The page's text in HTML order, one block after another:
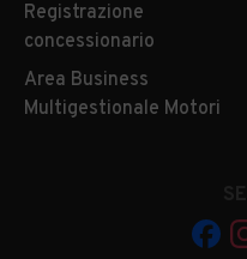
Registrazione
concessionario
Area Business
Multigestionale Motori